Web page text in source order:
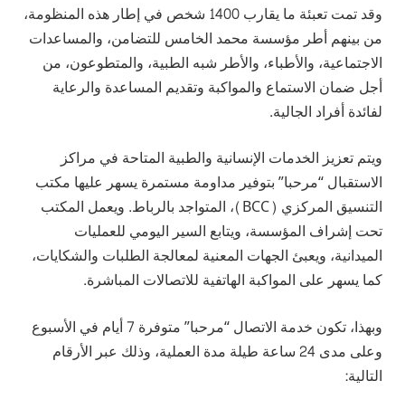
وقد تمت تعبئة ما يقارب 1400 شخص في إطار هذه المنظومة،
من بينهم أطر مؤسسة محمد الخامس للتضامن، والمساعدات
الاجتماعية، والأطباء، والأطر شبه الطبية، والمتطوعون، من
أجل ضمان الاستماع والمواكبة وتقديم المساعدة والرعاية
لفائدة أفراد الجالية.
ويتم تعزيز الخدمات الإنسانية والطبية المتاحة في مراكز
الاستقبال “مرحبا” بتوفير مداومة مستمرة يسهر عليها مكتب
التنسيق المركزي (BCC)، المتواجد بالرباط. ويعمل المكتب
تحت إشراف المؤسسة، ويتابع السير اليومي للعمليات
الميدانية، ويعبئ الجهات المعنية لمعالجة الطلبات والشكايات،
كما يسهر على المواكبة الهاتفية للاتصالات المباشرة.
وبهذا، تكون خدمة الاتصال “مرحبا” متوفرة 7 أيام في الأسبوع
وعلى مدى 24 ساعة طيلة مدة العملية، وذلك عبر الأرقام
التالية: